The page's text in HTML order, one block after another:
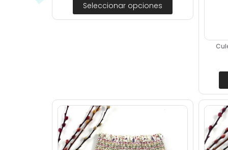
Seleccionar opciones